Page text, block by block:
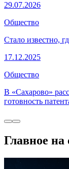
29.07.2026
Общество
Стало известно,
17.12.2025
Общество
В «Сахарово»
готовность
Главное на